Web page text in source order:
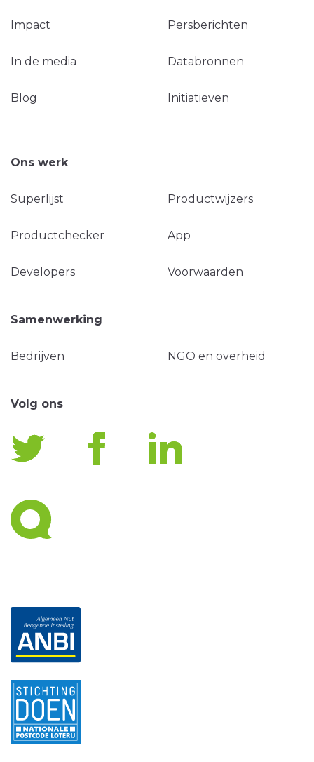
Impact Persberichten
In de media Databronnen
Blog Initiatieven
Ons werk
Superlijst Productwijzers
Productchecker App
Developers Voorwaarden
Samenwerking
Bedrijven NGO en overheid
Volg ons